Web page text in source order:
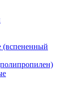
(вспененный